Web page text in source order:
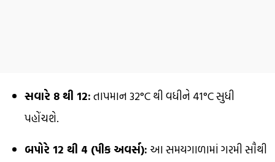
સવારે 8 થી 12:તાપમાન 32°C થી વધીને 41°C સુધી
પહોંચશે.
બપોરે 12 થી 4 (પીક અવર્સ): આ સમયગાળામાં ગરમી સૌથી